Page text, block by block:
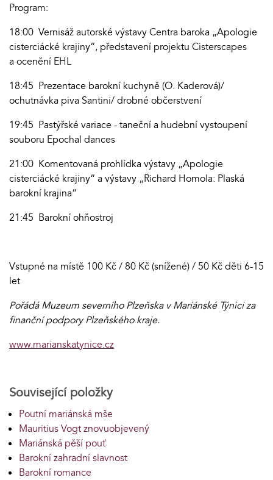
Program:
18:00 Vernisáž autorské výstavy Centra baroka „Apologie
cisterciácké krajiny“, představení projektu Cisterscapes
a ocenění EHL
18:45 Prezentace barokní kuchyně (O. Kaderová)/
ochutnávka piva Santini/ drobné občerstvení
19:45 Pastýřské variace - taneční a hudební vystoupení
souboru Epochal dances
21:00 Komentovaná prohlídka výstavy „Apologie
cisterciácké krajiny“ a výstavy „Richard Homola: Plaská
barokní krajina“
21:45 Barokní ohňostroj
Vstupné na místě 100 Kč / 80 Kč (snížené) / 50 Kč děti 6-15
let
Pořádá Muzeum severního Plzeňska v Mariánské Týnici za
finanční podpory Plzeňského kraje.
www.marianskatynice.cz
Související položky
Poutní mariánská mše
Mauritius Vogt znovuobjevený
Mariánská pěší pouť
Barokní zahradní slavnost
Barokní romance